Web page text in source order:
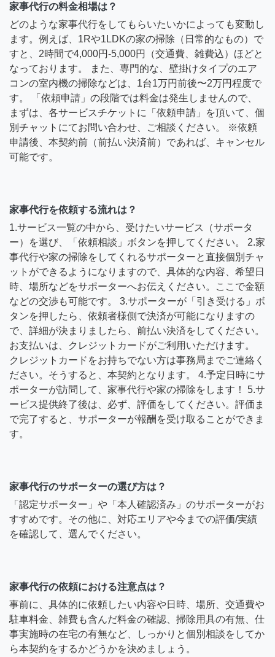
家事代行の料金相場は？
どのような家事代行をしてもらいたいかによっても変動し
ます。例えば、1Rや1LDKの家の掃除（日常的なもの）で
すと、2時間で4,000円-5,000円（交通費、雑費込）ほどと
なっております。 また、専門的な、壁掛けタイプのエア
コンの室内機の掃除などは、1台1万円前後〜2万円程度で
す。 「依頼申請」の段階では料金は発生しませんので、
まずは、各サービスチケットに「依頼申請」を頂いて、個
別チャットにてお問い合わせ、ご相談ください。 ※依頼
申請後、本契約前（前払い決済前）であれば、キャンセル
可能です。
家事代行を依頼する流れは？
1.サービス一覧の中から、受けたいサービス（サポータ
ー）を選び、「依頼相談」ボタンを押してください。 2.家
事代行や家の掃除をしてくれるサポーターと直接個別チャ
ットができるようになりますので、具体的な内容、希望日
時、場所などをサポーターへお伝えください。ここで金額
などの交渉も可能です。 3.サポーターが「引き受ける」ボ
タンを押したら、依頼者様側で決済が可能になりますの
で、詳細が決まりましたら、前払い決済をしてください。
お支払いは、クレジットカードがご利用いただけます。
クレジットカードをお持ちでない方は事務局までご連絡く
ださい。そうすると、本契約となります。 4.予定日時にサ
ポーターが訪問して、家事代行や家の掃除をします！ 5.サ
ービス提供終了後は、必ず、評価をしてください。評価ま
で完了すると、サポーターが報酬を受け取ることができま
す。
家事代行のサポーターの選び方は？
「認定サポーター」や「本人確認済み」のサポーターがお
すすめです。その他に、対応エリアや今までの評価/実績
を確認して、選んでください。
家事代行の依頼における注意点は？
事前に、具体的に依頼したい内容や日時、場所、交通費や
駐車料金、雑費も含んだ料金の確認、掃除用具の有無、仕
事実施時の在宅の有無など、しっかりと個別相談をしてか
ら本契約をするかどうかを決めましょう。